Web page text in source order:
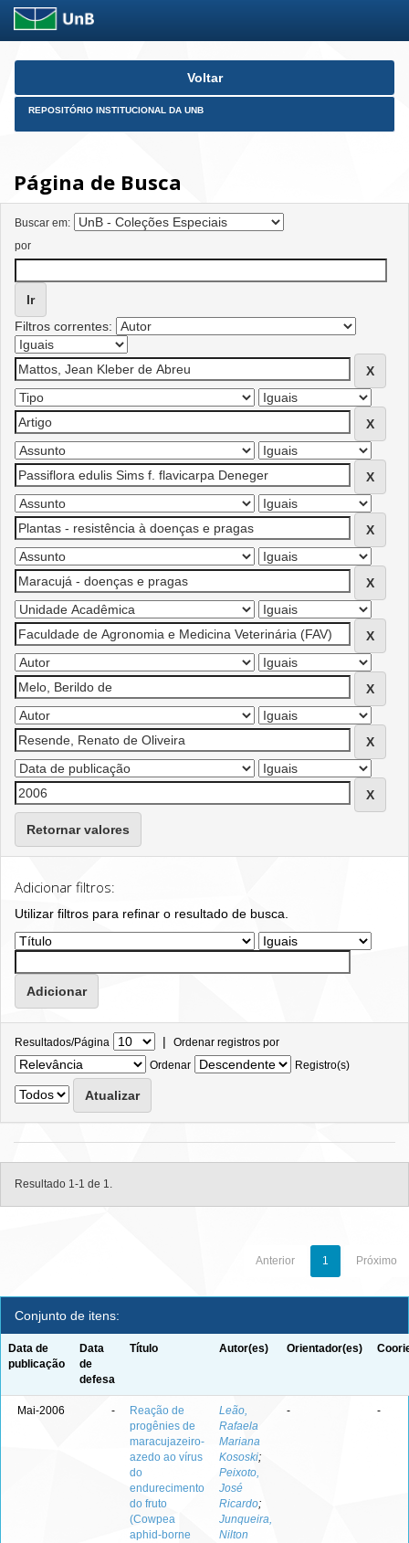
Skip
Voltar
REPOSITÓRIO INSTITUCIONAL DA UNB
Página de Busca
Buscar em:
por
Filtros correntes:
Retornar valores
Adicionar filtros:
Utilizar filtros para refinar o resultado de busca.
Resultados/Página | Ordenar registros por
Ordenar
Registro(s)
Resultado 1-1 de 1.
Anterior 1 Próximo
Conjunto de itens:
Data de
publicação
Data
de
defesa
Título Autor(es) Orientador(es)
Mai-2006 -
Reação de
progênies de
maracujazeiro-
azedo ao vírus
do
endurecimento
do fruto
(Cowpea
aphid-borne
Leão,
Rafaela
Mariana
Kososki;
Peixoto,
José
Ricardo;
Junqueira,
Nilton
- -